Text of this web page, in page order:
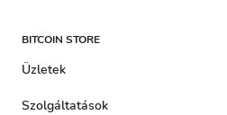
BITCOIN STORE
Üzletek
Szolgáltatások